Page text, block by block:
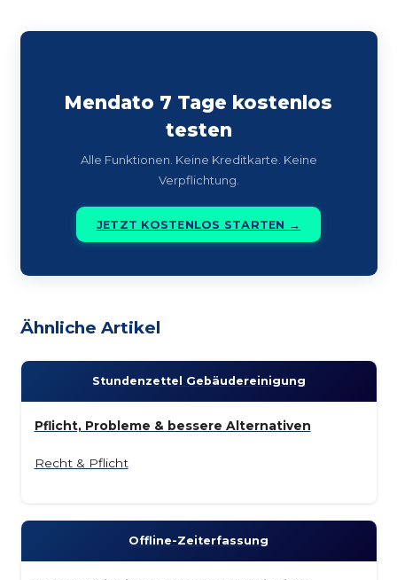
Mendato 7 Tage kostenlos
testen
Alle Funktionen. Keine Kreditkarte. Keine
Verpflichtung.
JETZT KOSTENLOS STARTEN →
Ähnliche Artikel
Stunden­zettel Gebäude­reinigung
Pflicht, Probleme & bessere Alternativen
Recht & Pflicht
Offline-Zeit­erfassung